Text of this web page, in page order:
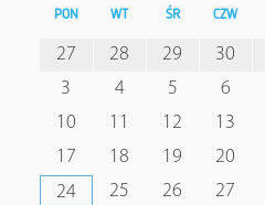
PON WT ŚR CZW
27 28 29 30
3
4 5 6
10
11 12 13
17
18 19 20
24
25 26 27